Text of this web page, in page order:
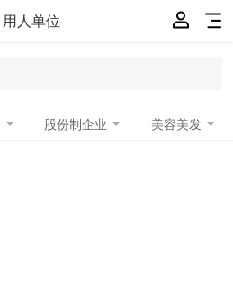
用人单位
股份制企业 美容美发